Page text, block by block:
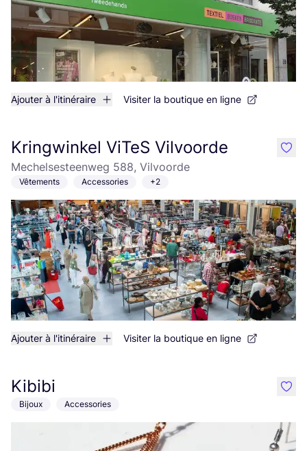
Ajouter à l'itinéraire Visiter la boutique en ligne
Kringwinkel ViTeS Vilvoorde
Mechelsesteenweg 588, Vilvoorde
Vêtements Accessories +2
Ajouter à l'itinéraire Visiter la boutique en ligne
like
Kibibi
Bijoux Accessories
like